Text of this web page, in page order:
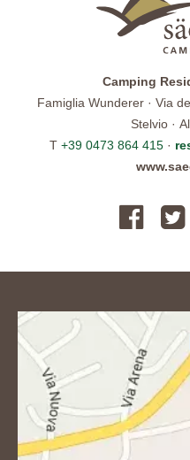
Camping
Famiglia Wunderer · Via
Stelvio ·
T +39 0473 864 415 ·